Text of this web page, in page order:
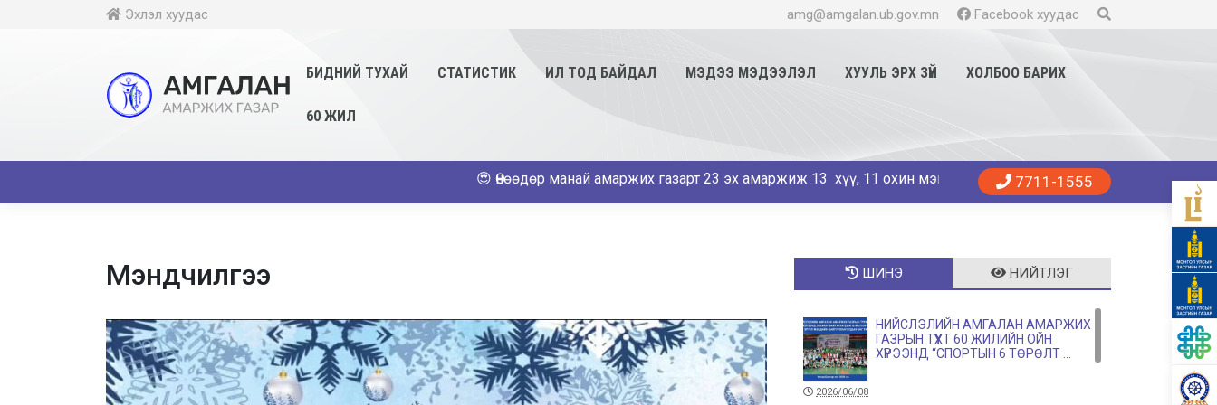
Эхлэл хуудас amg@amgalan.ub.gov.mn Facebook хуудас
БИДНИЙ ТУХАЙ СТАТИСТИК ИЛ ТОД БАЙДАЛ МЭДЭЭ МЭДЭЭЛЭЛ ХУУЛЬ ЭРХ ЗҮЙ ХОЛБОО БАРИХ
60 ЖИЛ
😍 Өнөөдөр манай амаржих газарт 23 эх амаржиж 13 хүү, 11 охин мэндэллээ. Танд эрүүл энхийг хүсье.
7711-1555
Мэндчилгээ ШИНЭ НИЙТЛЭГ
НИЙСЛЭЛИЙН АМГАЛАН АМАРЖИХ
ГАЗРЫН ТҮҮХТ 60 ЖИЛИЙН ОЙН
ХҮРЭЭНД “СПОРТЫН 6 ТӨРӨЛТ ...
2026/06/08